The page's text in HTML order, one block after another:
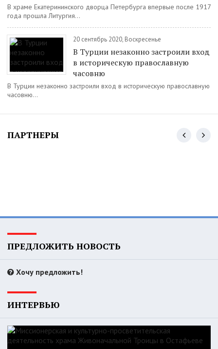
В храме Екатерининского дворца Петербурга впервые после 1917
года прошла Литургия...
20 сентябрь 2020, Воскресенье
В Турции незаконно застроили вход
в историческую православную
часовню
В Турции незаконно застроили вход в историческую православную
часовню...
ПАРТНЕРЫ
ПРЕДЛОЖИТЬ НОВОСТЬ
Хочу предложить!
ИНТЕРВЬЮ